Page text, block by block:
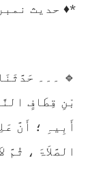
*♦️ حدیث نمبر
🔹 ۔۔۔
بْنِ قِطَافٍ
أَبِیہِ ؛ أَنَّ
الصَّلاَۃَ ، ثُمَّ